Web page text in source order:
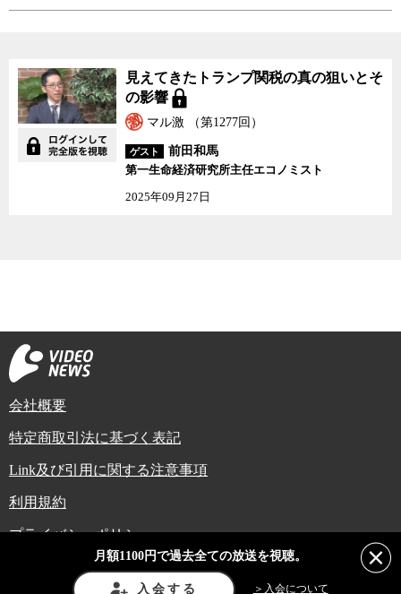
見えてきたトランプ関税の真の狙いとそ
の影響
マル激 （第1277回）
ゲスト
前田和馬
第一生命経済研究所主任エコノミスト
2025年09月27日
会社概要
特定商取引法に基づく表記
Link及び引用に関する注意事項
利用規約
プライバシーポリシー
Copyright (C) Video News Network. All rights reserved.
ビデオニュースに記載している記事、写真及び動画などは日本の著作権法や国
月額1100円で過去全ての放送を視聴。
入会する ＞入会について